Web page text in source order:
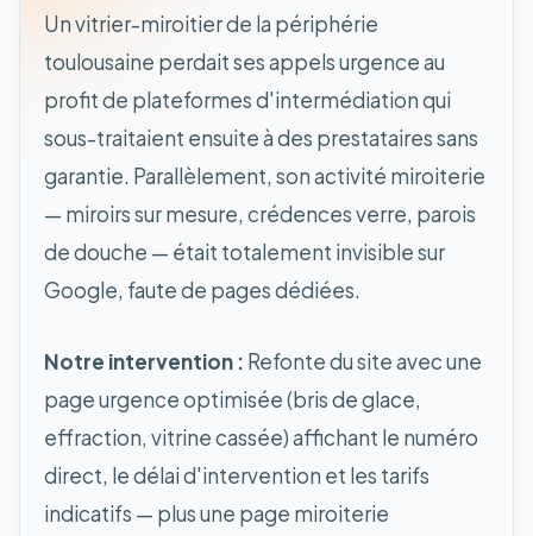
Un vitrier-miroitier de la périphérie
toulousaine perdait ses appels urgence au
profit de plateformes d'intermédiation qui
sous-traitaient ensuite à des prestataires sans
garantie. Parallèlement, son activité miroiterie
— miroirs sur mesure, crédences verre, parois
de douche — était totalement invisible sur
Google, faute de pages dédiées.
Notre intervention : Refonte du site avec une
page urgence optimisée (bris de glace,
effraction, vitrine cassée) affichant le numéro
direct, le délai d'intervention et les tarifs
indicatifs — plus une page miroiterie